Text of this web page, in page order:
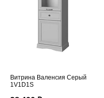
Витрина Валенсия Серый
1V1D1S